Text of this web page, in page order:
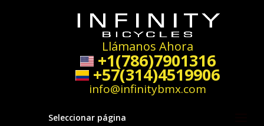
Llámanos Ahora
+1(786)7901316
+57(314)4519906
info@infinitybmx.com
Seleccionar página